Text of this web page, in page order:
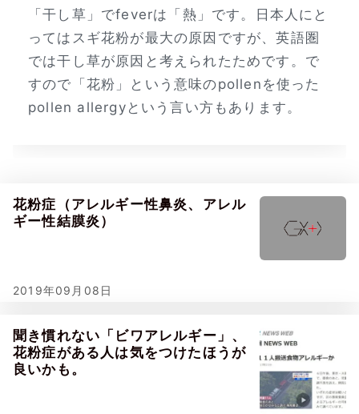
「干し草」でfeverは「熱」です。日本人にと
ってはスギ花粉が最大の原因ですが、英語圏
では干し草が原因と考えられたためです。で
すので「花粉」という意味のpollenを使った
pollen allergyという言い方もあります。
花粉症（アレルギー性鼻炎、アレル
ギー性結膜炎）
2019年09月08日
聞き慣れない「ビワアレルギー」、
花粉症がある人は気をつけたほうが
良いかも。